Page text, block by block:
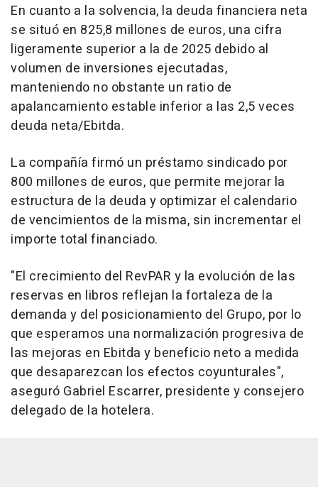
En cuanto a la solvencia, la deuda financiera neta
se situó en 825,8 millones de euros, una cifra
ligeramente superior a la de 2025 debido al
volumen de inversiones ejecutadas,
manteniendo no obstante un ratio de
apalancamiento estable inferior a las 2,5 veces
deuda neta/Ebitda.
La compañía firmó un préstamo sindicado por
800 millones de euros, que permite mejorar la
estructura de la deuda y optimizar el calendario
de vencimientos de la misma, sin incrementar el
importe total financiado.
"El crecimiento del RevPAR y la evolución de las
reservas en libros reflejan la fortaleza de la
demanda y del posicionamiento del Grupo, por lo
que esperamos una normalización progresiva de
las mejoras en Ebitda y beneficio neto a medida
que desaparezcan los efectos coyunturales",
aseguró Gabriel Escarrer, presidente y consejero
delegado de la hotelera.